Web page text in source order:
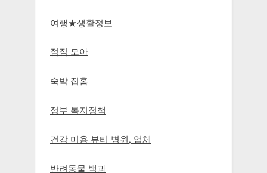
여행★생활정보
점짐 모아
숙박 집홈
정부 복지정책
건강 미용 뷰티 병원, 업체
반려동물 백과